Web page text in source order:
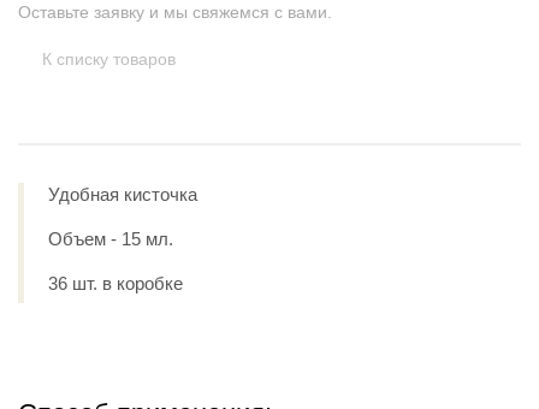
Оставьте заявку и мы свяжемся с вами.
К списку товаров
Удобная кисточка
Объем - 15 мл.
36 шт. в коробке